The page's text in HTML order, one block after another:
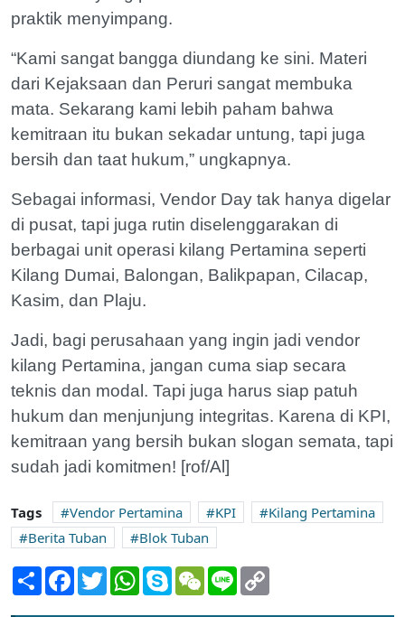
praktik menyimpang.
“Kami sangat bangga diundang ke sini. Materi
dari Kejaksaan dan Peruri sangat membuka
mata. Sekarang kami lebih paham bahwa
kemitraan itu bukan sekadar untung, tapi juga
bersih dan taat hukum,” ungkapnya.
Sebagai informasi, Vendor Day tak hanya digelar
di pusat, tapi juga rutin diselenggarakan di
berbagai unit operasi kilang Pertamina seperti
Kilang Dumai, Balongan, Balikpapan, Cilacap,
Kasim, dan Plaju.
Jadi, bagi perusahaan yang ingin jadi vendor
kilang Pertamina, jangan cuma siap secara
teknis dan modal. Tapi juga harus siap patuh
hukum dan menjunjung integritas. Karena di KPI,
kemitraan yang bersih bukan slogan semata, tapi
sudah jadi komitmen! [rof/Al]
Tags Vendor Pertamina KPI
Kilang Pertamina
Berita Tuban
Blok Tuban
Share Facebook
TwitterWhatsApp
SkypeWeChatLine